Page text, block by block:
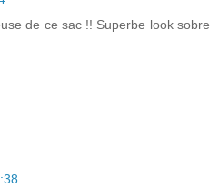
de ce sac !! Superbe look sobre